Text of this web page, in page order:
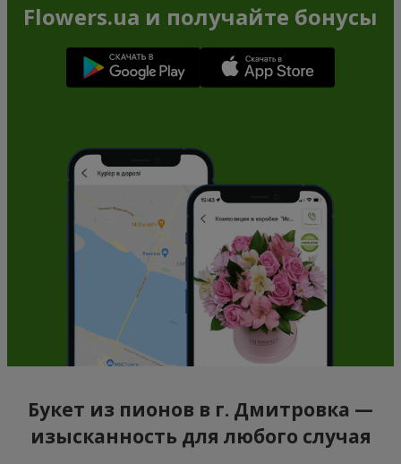
Flowers.ua и получайте бонусы
Букет из пионов в г. Дмитровка —
изысканность для любого случая